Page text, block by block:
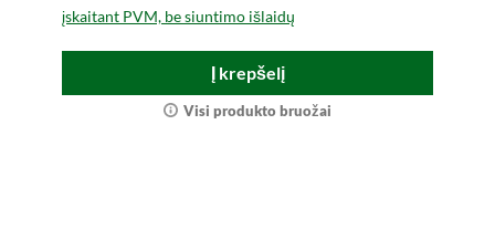
įskaitant PVM, be siuntimo išlaidų
Į krepšelį
Visi produkto bruožai